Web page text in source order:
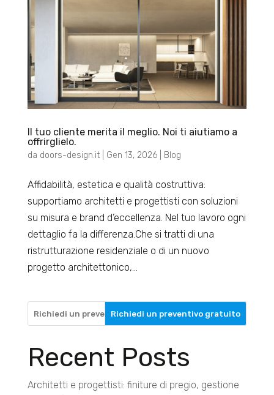
Il tuo cliente merita il meglio. Noi ti aiutiamo a
offrirglielo.
da doors-design.it| Gen 13, 2026| Blog
Affidabilità, estetica e qualità costruttiva:
supportiamo architetti e progettisti con soluzioni
su misura e brand d’eccellenza. Nel tuo lavoro ogni
dettaglio fa la differenza.Che si tratti di una
ristrutturazione residenziale o di un nuovo
progetto architettonico,...
Richiedi un preventivo gratuito
Recent Posts
Architetti e progettisti: finiture di pregio, gestione